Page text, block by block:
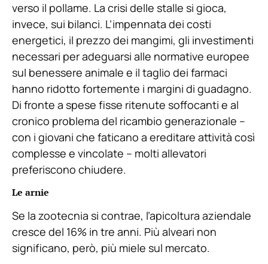
verso il pollame. La crisi delle stalle si gioca,
invece, sui bilanci. L’impennata dei costi
energetici, il prezzo dei mangimi, gli investimenti
necessari per adeguarsi alle normative europee
sul benessere animale e il taglio dei farmaci
hanno ridotto fortemente i margini di guadagno.
Di fronte a spese fisse ritenute soffocanti e al
cronico problema del ricambio generazionale –
con i giovani che faticano a ereditare attività così
complesse e vincolate – molti allevatori
preferiscono chiudere.
Le arnie
Se la zootecnia si contrae, l’apicoltura aziendale
cresce del 16% in tre anni. Più alveari non
significano, però, più miele sul mercato.